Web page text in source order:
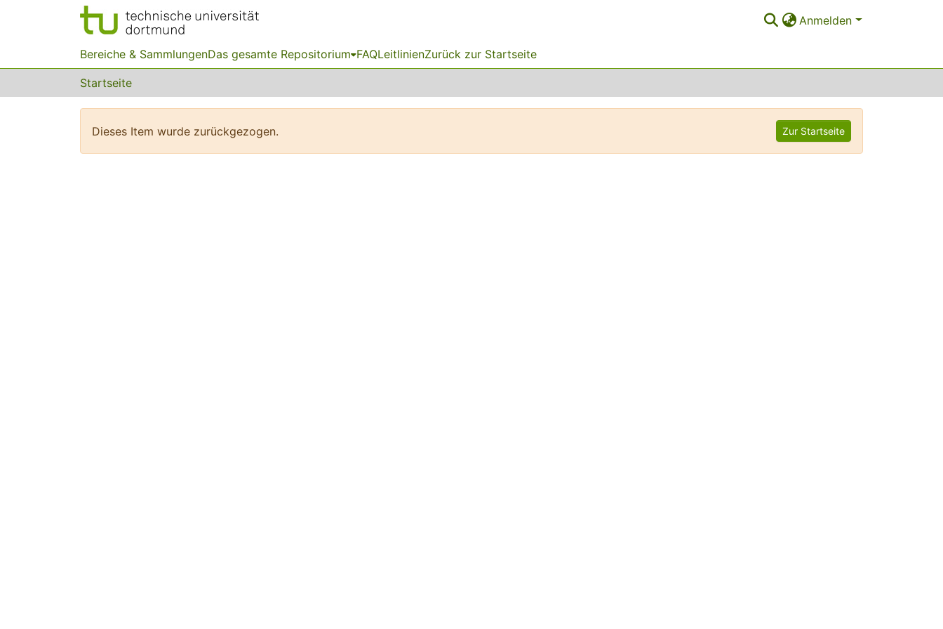
Anmelden
Bereiche & SammlungenDas gesamte Repositorium FAQLeitlinienZurück zur Startseite
Startseite
Dieses Item wurde zurückgezogen. Zur Startseite